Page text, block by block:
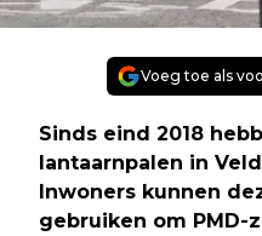
Voeg toe als
Sinds eind 2018
lantaarnpalen in
Inwoners kunnen
gebruiken om PMD-